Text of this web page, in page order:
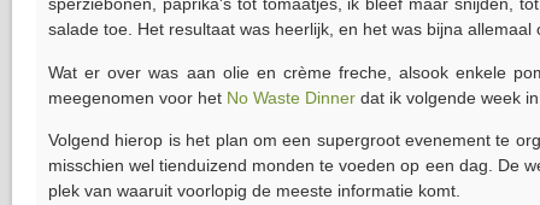
sperziebonen, paprika's tot tomaatjes, ik bleef maar snijden,
salade toe. Het resultaat was heerlijk, en het was bijna allemaal
Wat er over was aan olie en crème freche, alsook enkele
meegenomen voor het No Waste Dinner dat ik volgende week
Volgend hierop is het plan om een supergroot evenement te
misschien wel tienduizend monden te voeden op een dag. De
plek van waaruit voorlopig de meeste informatie komt.